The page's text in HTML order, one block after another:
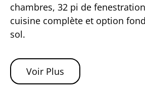
chambres, 32 pi de
cuisine complète et option
sol.
Voir Plus